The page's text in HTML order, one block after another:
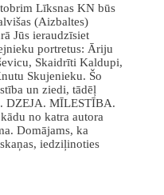
Līksnas KN būs
(Aizbaltes)
Jūs ieraudzīsiet
portretus: Āriju
Skaidrīti Kaldupi,
Skujenieku. Šo
un ziedi, tādēļ
DZEJA. MĪLESTĪBA.
no katra autora
Domājams, ka
iedziļinoties